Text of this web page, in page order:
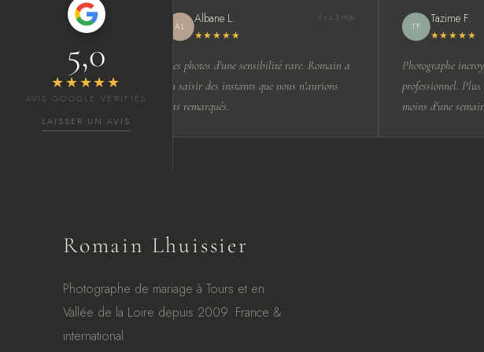
5,0
★★★★★
AVIS GOOGLE VÉRIFIÉS
LAISSER UN AVIS
AL
Albane L.
★★★★★
il y a 3 mois
Des photos d'une sensibilité rare. Romain a
su saisir des instants que nous n'aurions
pas remarqués.
TF
Tazime F.
★★★★★
Photographe
professionnel. Plus
moins d'une
Romain Lhuissier
Photographe de mariage à Tours et en
Vallée de la Loire depuis 2009. France &
international.